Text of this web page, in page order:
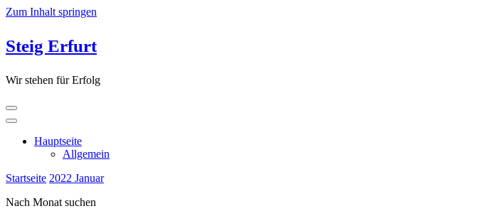
Zum Inhalt springen
Steig Erfurt
Wir stehen für Erfolg
Hauptseite
Allgemein
Startseite 2022 Januar
Nach Monat suchen